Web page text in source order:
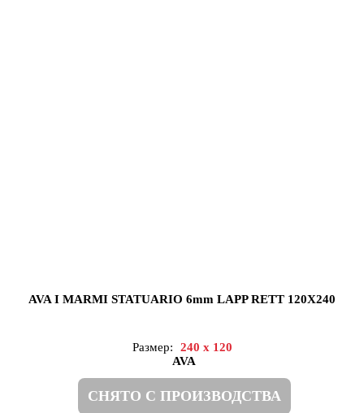
AVA I MARMI STATUARIO 6mm LAPP RETT 120X240
Размер:
240 x 120
AVA
СНЯТО С ПРОИЗВОДСТВА